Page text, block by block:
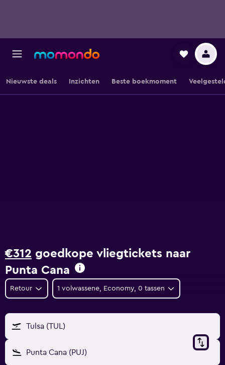
Nieuwste deals Inzichten Beste boekmoment
€312 goedkope vliegtickets naar
Punta Cana
Retour 1 volwassene, Economy, 0 tassen
Tulsa (TUL)
Punta Cana (PUJ)